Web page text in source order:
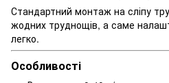
Стандартний монтаж на сліпу
жодних труднощів, а саме
легко.
Особливості